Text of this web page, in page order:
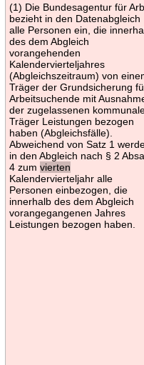
(1) Die Bundesagentur für
bezieht in den Datenabgleich
alle Personen ein, die
des dem Abgleich
vorangehenden
Kalendervierteljahres
(Abgleichszeitraum) von
Träger der Grundsicherung
Arbeitsuchende mit
der zugelassenen
Träger Leistungen bezogen
haben (Abgleichsfälle).
Abweichend von Satz 1
in den Abgleich nach § 2
4 zum vierten
Kalendervierteljahr alle
Personen einbezogen, die
innerhalb des dem Abgleich
vorangegangenen Jahres
Leistungen bezogen haben.